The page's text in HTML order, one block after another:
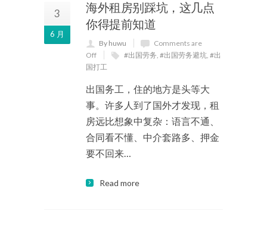
3
6 月
海外租房别踩坑，这几点
你得提前知道
By huwu
Comments are
Off
#出国劳务, #出国劳务避坑, #出
国打工
出国务工，住的地方是头等大
事。许多人到了国外才发现，租
房远比想象中复杂：语言不通、
合同看不懂、中介套路多、押金
要不回来…
Read more